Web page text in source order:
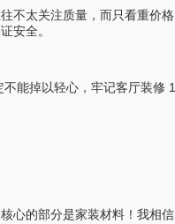
太关注质量，而只看重价
安全。
能掉以轻心，牢记客厅装修
的部分是家装材料！我相